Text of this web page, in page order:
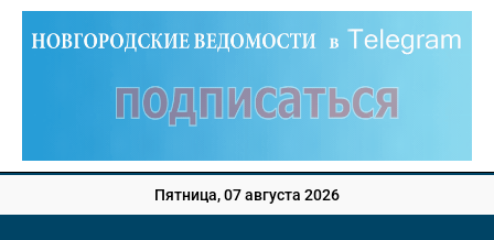
Пятница, 07 августа 2026